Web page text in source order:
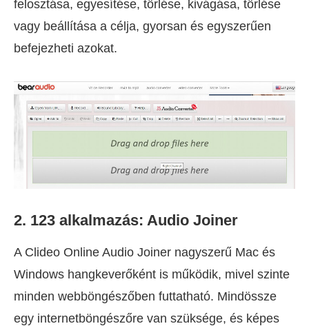
felosztása, egyesítése, törlése, kivágása, törlése
vagy beállítása a célja, gyorsan és egyszerűen
befejezheti azokat.
2. 123 alkalmazás: Audio Joiner
A Clideo Online Audio Joiner nagyszerű Mac és
Windows hangkeverőként is működik, mivel szinte
minden webböngészőben futtatható. Mindössze
egy internetböngészőre van szüksége, és képes